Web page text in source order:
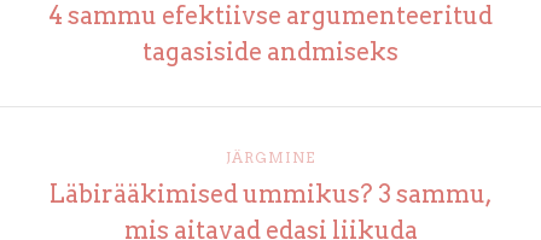
4 sammu efektiivse argumenteeritud
tagasiside andmiseks
JÄRGMINE
Läbirääkimised ummikus? 3 sammu,
mis aitavad edasi liikuda